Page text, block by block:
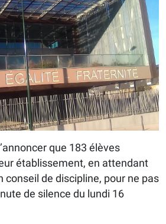
que 183 élèves
établissement, en attendant
conseil de discipline, pour ne pas
de silence du lundi 16